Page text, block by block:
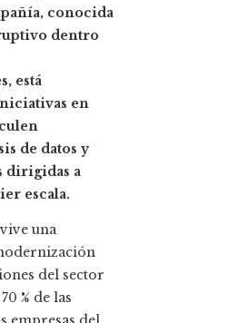
conocida
dentro
está
en
de datos y
dirigidas a
escala.
una
del sector
% de las